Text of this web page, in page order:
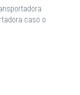
caso o